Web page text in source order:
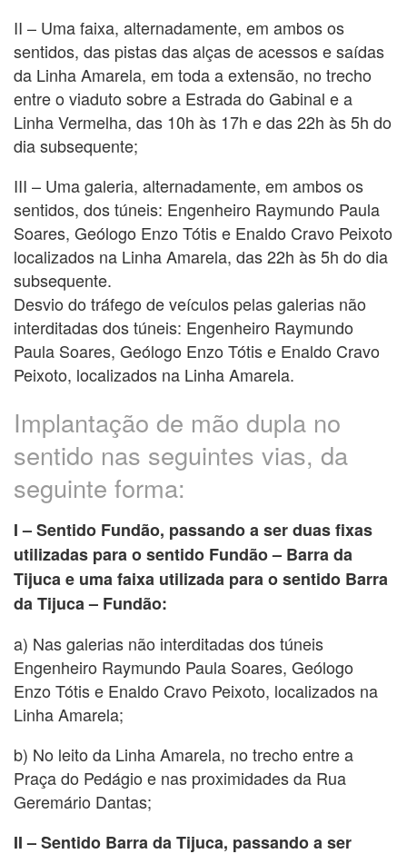
II – Uma faixa, alternadamente, em ambos os
sentidos, das pistas das alças de acessos e saídas
da Linha Amarela, em toda a extensão, no trecho
entre o viaduto sobre a Estrada do Gabinal e a
Linha Vermelha, das 10h às 17h e das 22h às 5h do
dia subsequente;
III – Uma galeria, alternadamente, em ambos os
sentidos, dos túneis: Engenheiro Raymundo Paula
Soares, Geólogo Enzo Tótis e Enaldo Cravo Peixoto
localizados na Linha Amarela, das 22h às 5h do dia
subsequente.
Desvio do tráfego de veículos pelas galerias não
interditadas dos túneis: Engenheiro Raymundo
Paula Soares, Geólogo Enzo Tótis e Enaldo Cravo
Peixoto, localizados na Linha Amarela.
Implantação de mão dupla no
sentido nas seguintes vias, da
seguinte forma:
I – Sentido Fundão, passando a ser duas fixas
utilizadas para o sentido Fundão – Barra da
Tijuca e uma faixa utilizada para o sentido Barra
da Tijuca – Fundão:
a) Nas galerias não interditadas dos túneis
Engenheiro Raymundo Paula Soares, Geólogo
Enzo Tótis e Enaldo Cravo Peixoto, localizados na
Linha Amarela;
b) No leito da Linha Amarela, no trecho entre a
Praça do Pedágio e nas proximidades da Rua
Geremário Dantas;
II – Sentido Barra da Tijuca, passando a ser